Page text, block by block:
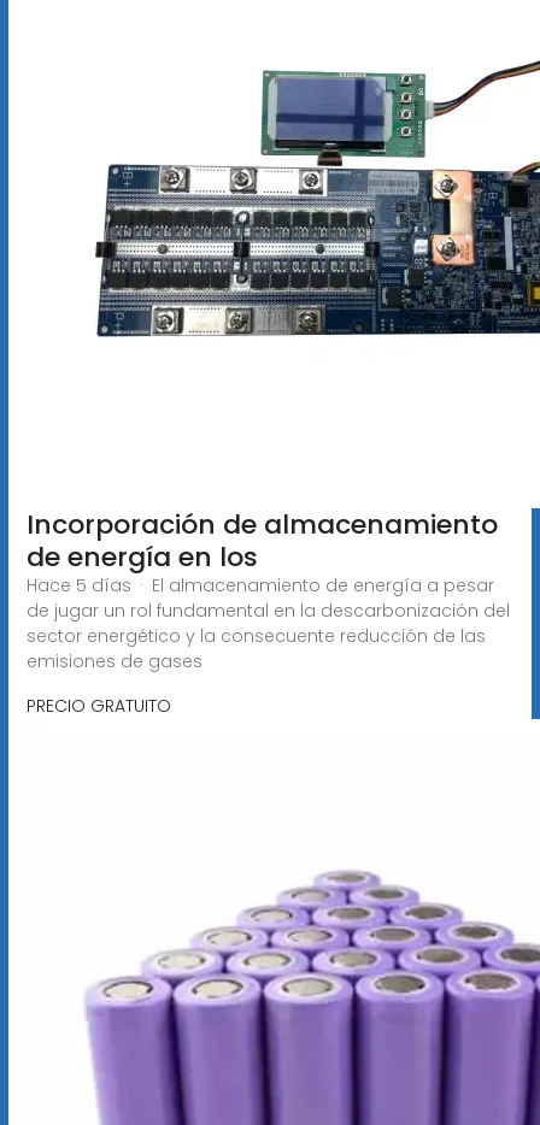
Incorporación de almacenamiento
de energía en los
Hace 5 días · El almacenamiento de energía a pesar
de jugar un rol fundamental en la descarbonización del
sector energético y la consecuente reducción de las
emisiones de gases
PRECIO GRATUITO